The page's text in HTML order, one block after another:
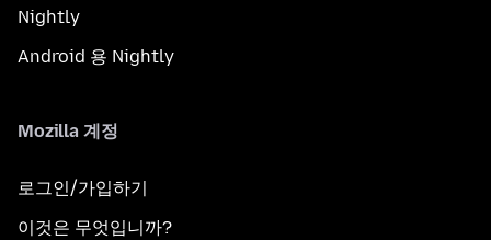
Nightly
Android 용 Nightly
Mozilla 계정
로그인/가입하기
이것은 무엇입니까?